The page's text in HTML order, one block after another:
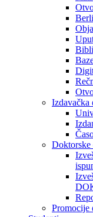
Izdavačka
Doktorske
Promocije